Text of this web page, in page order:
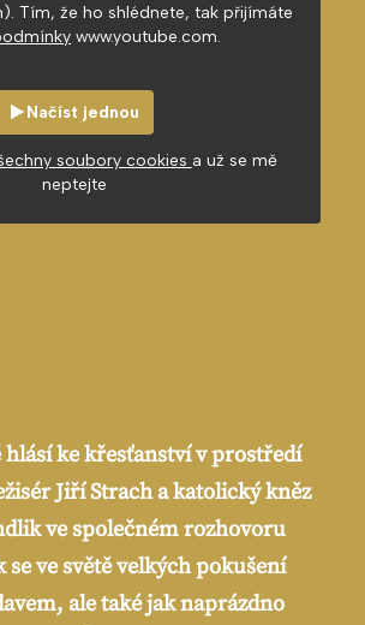
Tím, že ho shlédnete, tak přijímáte
www.youtube.com.
Načíst jednou
soubory cookies a už se mě
neptejte
hlásí ke křesťanství v prostředí
Jiří Strach a katolický kněz
ve společném rozhovoru
ve světě velkých pokušení
ale také jak naprázdno